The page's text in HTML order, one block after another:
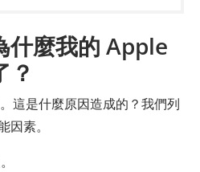
什麼我的 Apple
？
這是什麼原因造成的？我們列
素。